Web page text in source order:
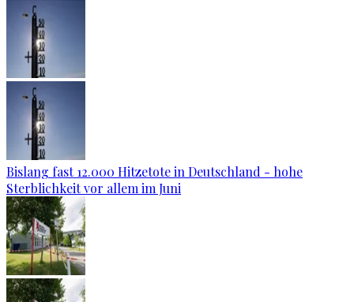
Bislang fast 12.000 Hitzetote in Deutschland - hohe
Sterblichkeit vor allem im Juni